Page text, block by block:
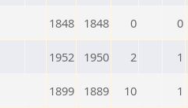
1848 1848 0 0
1952 1950 2 1
1899 1889 10 1